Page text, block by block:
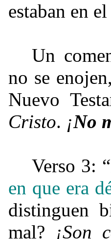
estaban en
Un
no se
Nuevo
Cristo. ¡No
Verso 3: “
en que era
distinguen
mal? ¡Son